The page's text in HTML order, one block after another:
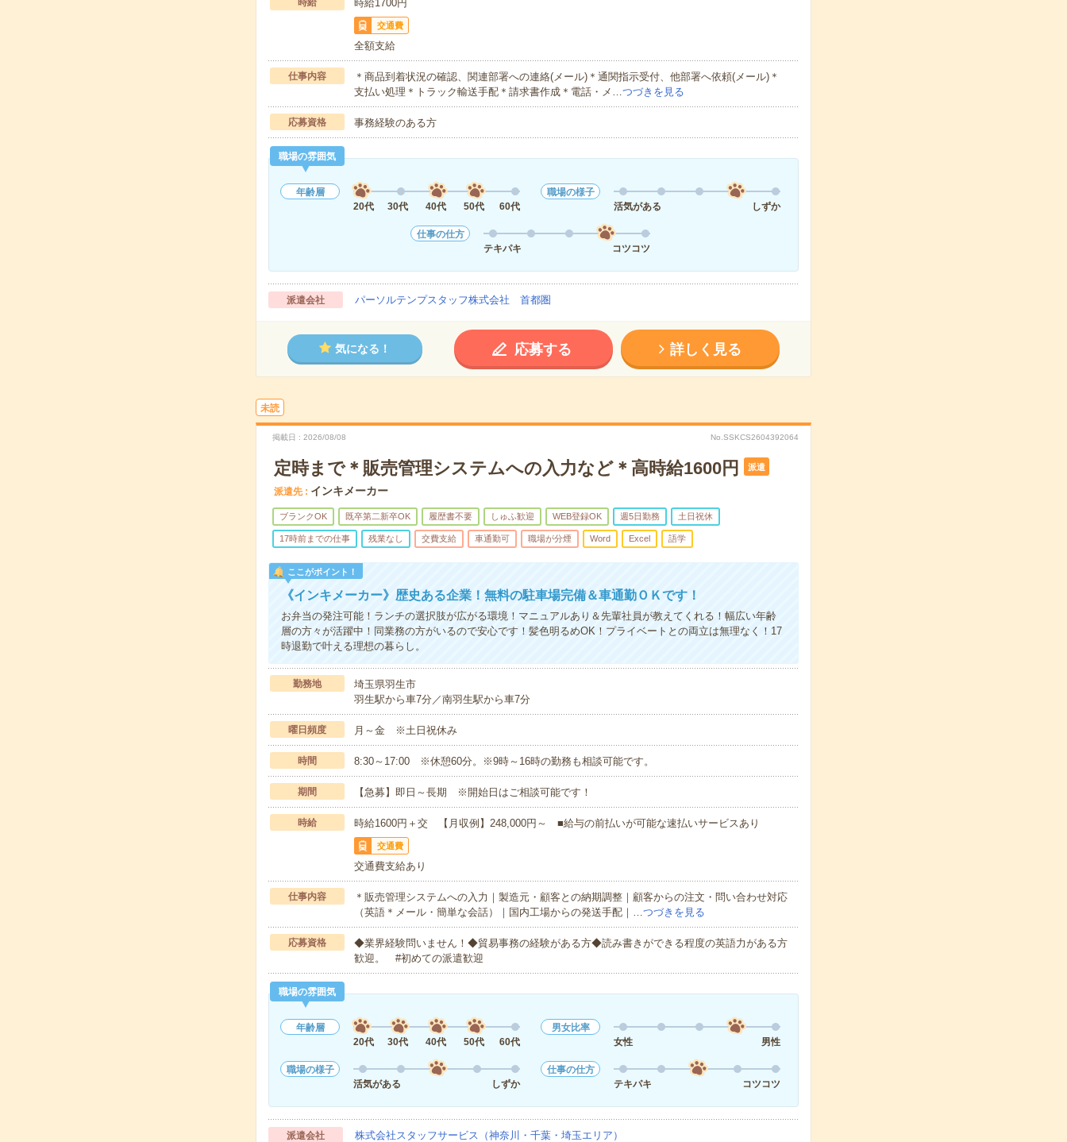
時給 時給1700円
交通費
全額支給
仕事内容
＊商品到着状況の確認、関連部署への連絡(メール)＊通関指示受付、他部署へ依頼(メール)＊
支払い処理＊トラック輸送手配＊請求書作成＊電話・メ…つづきを見る
応募資格 事務経験のある方
職場の雰囲気
年齢層
20代
30代 40代 50代 60代
職場の様子
活気がある
しずか
仕事の仕方
テキパキ
コツコツ
派遣会社 パーソルテンプスタッフ株式会社 首都圏
気になる！ 応募する 詳しく見る
未読
掲載日 2026/08/08 No.SSKCS2604392064
定時まで＊販売管理システムへの入力など＊高時給1600円 派遣
派遣先 インキメーカー
ブランクOK 既卒第二新卒OK 履歴書不要 しゅふ歓迎 WEB登録OK 週5日勤務 土日祝休
17時前までの仕事 残業なし 交費支給 車通勤可 職場が分煙 Word Excel 語学
ここがポイント！
《インキメーカー》歴史ある企業！無料の駐車場完備＆車通勤ＯＫです！
お弁当の発注可能！ランチの選択肢が広がる環境！マニュアルあり＆先輩社員が教えてくれる！幅広い年齢
層の方々が活躍中！同業務の方がいるので安心です！髪色明るめOK！プライベートとの両立は無理なく！17
時退勤で叶える理想の暮らし。
勤務地
埼玉県羽生市
羽生駅から車7分／南羽生駅から車7分
曜日頻度 月～金 ※土日祝休み
時間 8:30～17:00 ※休憩60分。※9時～16時の勤務も相談可能です。
期間 【急募】即日～長期 ※開始日はご相談可能です！
時給 時給1600円＋交 【月収例】248,000円～ ■給与の前払いが可能な速払いサービスあり
交通費
交通費支給あり
仕事内容
＊販売管理システムへの入力｜製造元・顧客との納期調整｜顧客からの注文・問い合わせ対応
（英語＊メール・簡単な会話）｜国内工場からの発送手配｜…つづきを見る
応募資格
◆業界経験問いません！◆貿易事務の経験がある方◆読み書きができる程度の英語力がある方
歓迎。 #初めての派遣歓迎
職場の雰囲気
年齢層
20代
30代 40代 50代 60代
男女比率
女性
男性
職場の様子
活気がある
しずか
仕事の仕方
テキパキ
コツコツ
派遣会社 株式会社スタッフサービス（神奈川・千葉・埼玉エリア）